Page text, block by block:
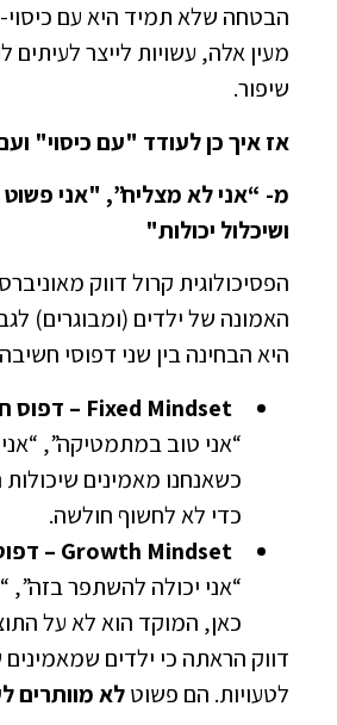
הבטחה שלא תמיד היא עם
מעין אלה, עשויות לייצר
שיפור.
אז איך כן לעודד "עם כיסוי"
מ- “אני לא מצליח”, "אני
ושיכלול יכולות"
האמונה של ילדים (ומבוגרים)
היא הבחינה בין שני דפוסי
דפוס
“אני טוב במתמטיקה”,
כשאנחנו מאמינים שיכולות
כדי לא לחשוף חולשה.
“אני יכולה להשתפר
כאן, המוקד הוא לא על
דווק הראתה כי ילדים שמאמינים
לטעויות. הם פשוטלא מוותרים